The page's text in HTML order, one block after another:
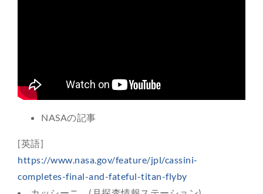
NASAの記事
[英語]
https://www.nasa.gov/feature/jpl/cassini-
completes-final-and-fateful-titan-flyby